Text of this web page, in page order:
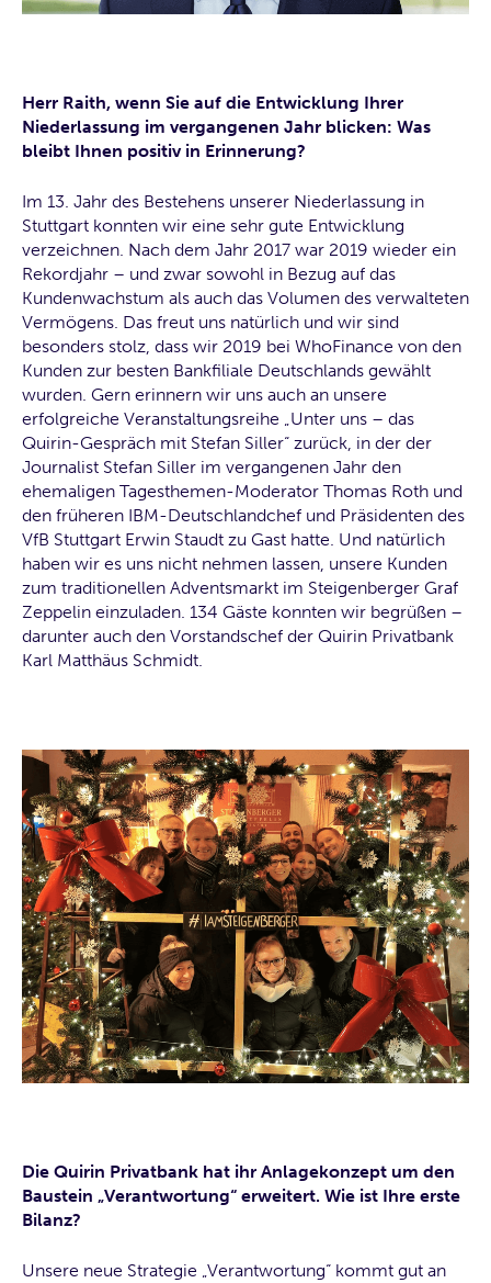
Herr Raith, wenn Sie auf die Entwicklung Ihrer
Niederlassung im vergangenen Jahr blicken: Was
bleibt Ihnen positiv in Erinnerung?
Im 13. Jahr des Bestehens unserer Niederlassung in
Stuttgart konnten wir eine sehr gute Entwicklung
verzeichnen. Nach dem Jahr 2017 war 2019 wieder ein
Rekordjahr – und zwar sowohl in Bezug auf das
Kundenwachstum als auch das Volumen des verwalteten
Vermögens. Das freut uns natürlich und wir sind
besonders stolz, dass wir 2019 bei WhoFinance von den
Kunden zur besten Bankfiliale Deutschlands gewählt
wurden. Gern erinnern wir uns auch an unsere
erfolgreiche Veranstaltungsreihe „Unter uns – das
Quirin-Gespräch mit Stefan Siller“ zurück, in der der
Journalist Stefan Siller im vergangenen Jahr den
ehemaligen Tagesthemen-Moderator Thomas Roth und
den früheren IBM-Deutschlandchef und Präsidenten des
VfB Stuttgart Erwin Staudt zu Gast hatte. Und natürlich
haben wir es uns nicht nehmen lassen, unsere Kunden
zum traditionellen Adventsmarkt im Steigenberger Graf
Zeppelin einzuladen. 134 Gäste konnten wir begrüßen –
darunter auch den Vorstandschef der Quirin Privatbank
Karl Matthäus Schmidt.
Die Quirin Privatbank hat ihr Anlagekonzept um den
Baustein „Verantwortung“ erweitert. Wie ist Ihre erste
Bilanz?
Unsere neue Strategie „Verantwortung“ kommt gut an